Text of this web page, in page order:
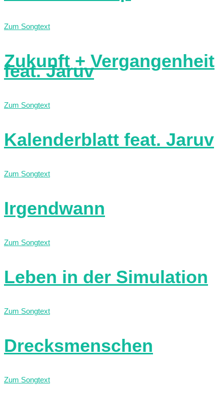
Zum Songtext
Zukunft + Vergangenheit
feat. Jaruv
Zum Songtext
Kalenderblatt feat. Jaruv
Zum Songtext
Irgendwann
Zum Songtext
Leben in der Simulation
Zum Songtext
Drecksmenschen
Zum Songtext